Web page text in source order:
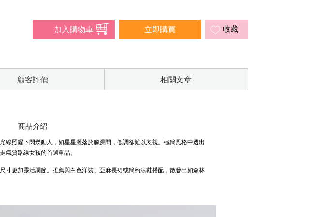
收藏
顧客評價 相關文章
商品介紹
線照耀下閃爍動人，如星星灑落於腳踝間，低調卻難以忽視。極簡風格中透出
氣質路線女孩的首選單品。
寸更加靈活調節。推薦與白色洋裝、亞麻長裙或簡約涼鞋搭配，散發出如森林